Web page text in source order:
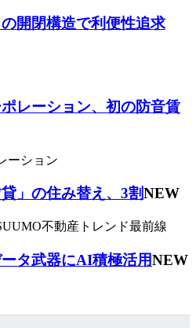
開閉構造で利便性追求
レーション、初の防音賃
ーション
」の住み替え、3割NEW
不動産トレンド最前線
タ武器にAI積極活用NEW